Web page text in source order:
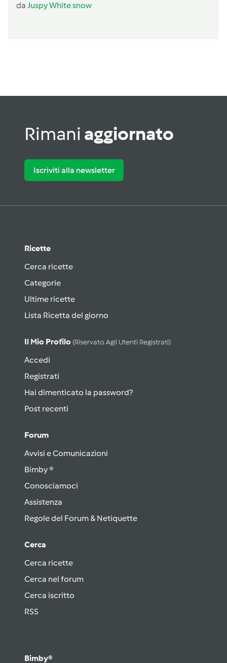
da Juspy White snow
Rimani aggiornato
Iscriviti alla newsletter
Ricette
Cerca ricette
Categorie
Ultime ricette
Lista Ricetta del giorno
Il Mio Profilo (riservato Agli Utenti Registrati)
Accedi
Registrati
Hai dimenticato la password?
Post recenti
Forum
Avvisi e Comunicazioni
Bimby ®
Conosciamoci
Assistenza
Regole del Forum & Netiquette
Cerca
Cerca ricette
Cerca nel forum
Cerca iscritto
RSS
Bimby®